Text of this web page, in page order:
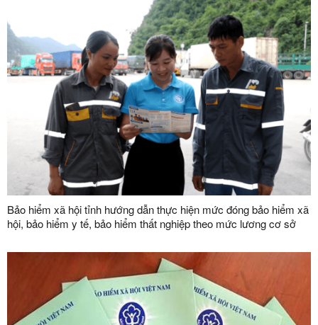
Bảo hiểm xã hội tỉnh hướng dẫn thực hiện mức đóng bảo hiểm xã
hội, bảo hiểm y tế, bảo hiểm thất nghiệp theo mức lương cơ sở